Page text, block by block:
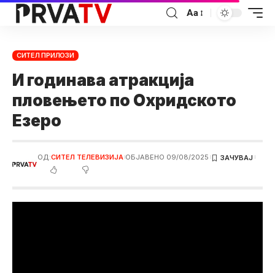
Аа
СИТЕЛ ПРИЛОЗИ
И годинава атракција
пловењето по Охридското
Езеро
ОД:СИТЕЛ ТЕЛЕВИЗИЈА ОБЈАВЕНО 09/08/2025